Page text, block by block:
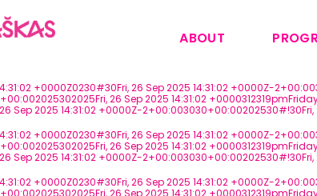
ABOUT
+0000Z0230#30Fri, 26 Sep 2025 14:31:02 +0000Z-
26 Sep 2025 14:31:02
Sep 2025 14:31:02 +0000Z-
+0000Z0230#30Fri, 26 Sep 2025 14:31:02 +0000Z-
26 Sep 2025 14:31:02
Sep 2025 14:31:02 +0000Z-
+0000Z0230#30Fri, 26 Sep 2025 14:31:02 +0000Z-
26 Sep 2025 14:31:02